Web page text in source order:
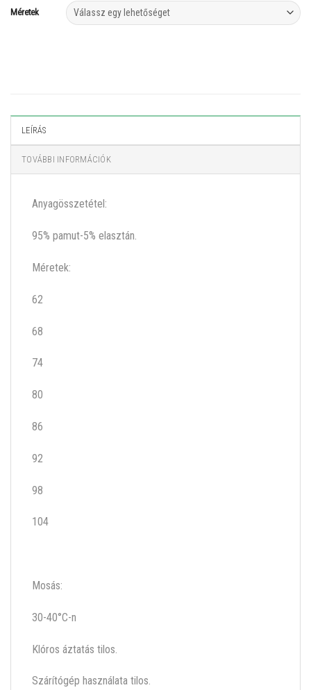
Méretek
LEÍRÁS
TOVÁBBI INFORMÁCIÓK
Anyagösszetétel:
95% pamut-5% elasztán.
Méretek:
62
68
74
80
86
92
98
104
Mosás:
30-40°C-n
Klóros áztatás tilos.
Szárítógép használata tilos.